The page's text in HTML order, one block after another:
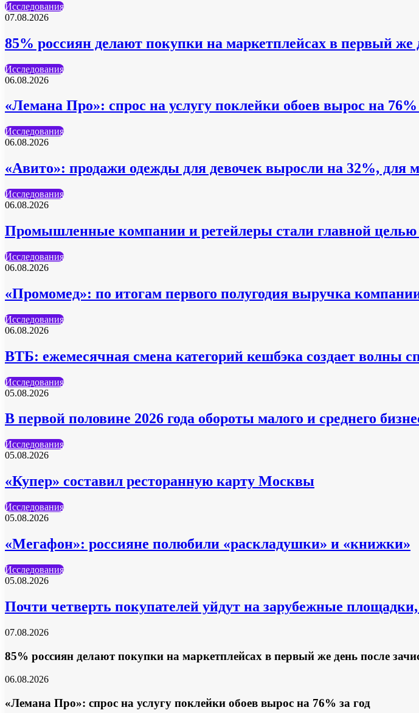
Исследования
07.08.2026
85% россиян делают покупки на маркетплейсах в первый же
Исследования
06.08.2026
«Лемана Про»: спрос на услугу поклейки обоев вырос на 76%
Исследования
06.08.2026
«Авито»: продажи одежды для девочек выросли на 32%, для
Исследования
06.08.2026
Промышленные компании и ретейлеры стали главной целью
Исследования
06.08.2026
«Промомед»: по итогам первого полугодия выручка
Исследования
06.08.2026
ВТБ: ежемесячная смена категорий кешбэка создает волны
Исследования
05.08.2026
В первой половине 2026 года обороты малого и среднего
Исследования
05.08.2026
«Купер» составил ресторанную карту Москвы
Исследования
05.08.2026
«Мегафон»: россияне полюбили «раскладушки» и «книжки»
Исследования
05.08.2026
Почти четверть покупателей уйдут на зарубежные
07.08.2026
85% россиян делают покупки на маркетплейсах в первый же день после
06.08.2026
«Лемана Про»: спрос на услугу поклейки обоев вырос на 76% за год